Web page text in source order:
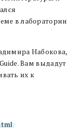
в лаборатории
Набокова,
Вам выдадут
их к